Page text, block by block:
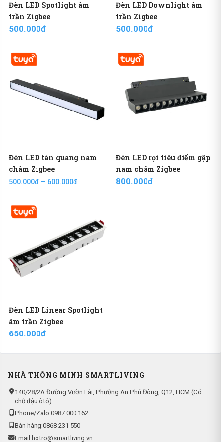
Đèn LED Spotlight âm
trần Zigbee
500.000đ
Đèn LED Downlight âm
trần Zigbee
500.000đ
Đèn LED tán quang nam
châm Zigbee
500.000đ – 600.000đ
Đèn LED rọi tiêu điểm gập
nam châm Zigbee
800.000đ
Đèn LED Linear Spotlight
âm trần Zigbee
650.000đ
NHÀ THÔNG MINH SMARTLIVING
140/28/2A Đường Vườn Lài, Phường An Phú Đông, Q12, HCM (Có
chỗ đậu ôtô)
Phone/Zalo:0987 000 162
Bán hàng:0868 231 550
Email: hotro@smartliving.vn